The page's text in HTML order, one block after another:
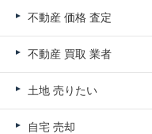
不動産 価格 査定
不動産 買取 業者
土地 売りたい
自宅 売却